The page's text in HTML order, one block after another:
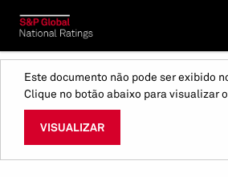
Este documento não pode ser exibido
Clique no botão abaixo para visualizar
VISUALIZAR